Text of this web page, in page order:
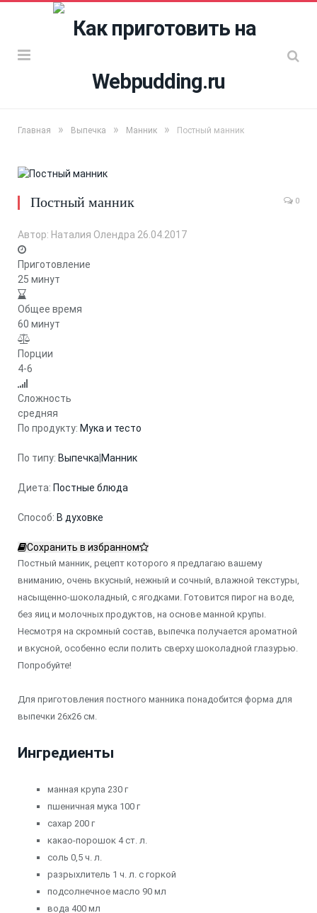
Главная » Выпечка » Манник » Постный манник
Постный манник 0
Автор: Наталия Олендра 26.04.2017
Приготовление
25 минут
Общее время
60 минут
Порции
4-6
Сложность
средняя
По продукту: Мука и тесто
По типу: Выпечка Манник
Диета: Постные блюда
Способ: В духовке
Сохранить в избранном
Постный манник, рецепт которого я предлагаю вашему
вниманию, очень вкусный, нежный и сочный, влажной текстуры,
насыщенно-шоколадный, с ягодками. Готовится пирог на воде,
без яиц и молочных продуктов, на основе манной крупы.
Несмотря на скромный состав, выпечка получается ароматной
и вкусной, особенно если полить сверху шоколадной глазурью.
Попробуйте!
Для приготовления постного манника понадобится форма для
выпечки 26х26 см.
Ингредиенты
манная крупа 230 г
пшеничная мука 100 г
сахар 200 г
какао-порошок 4 ст. л.
соль 0,5 ч. л.
разрыхлитель 1 ч. л. с горкой
подсолнечное масло 90 мл
вода 400 мл